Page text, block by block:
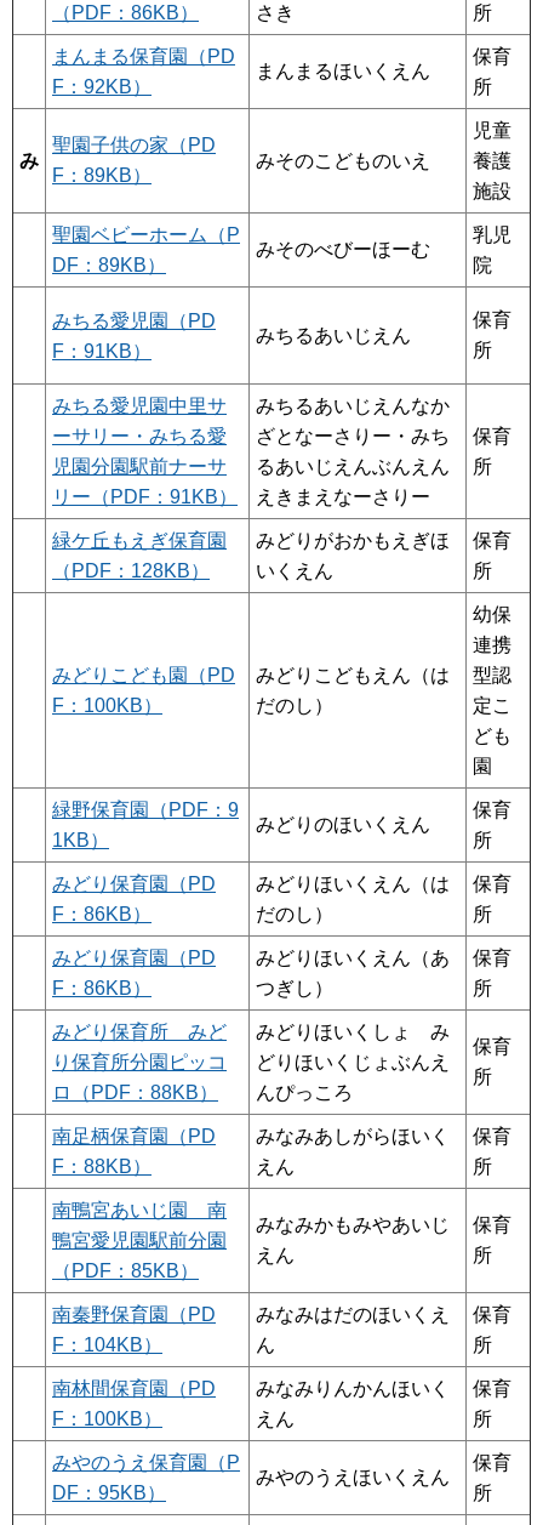
（PDF：86KB）
さき
所
まんまる保育園（PD
F：92KB）
まんまるほいくえん
保育
所
み
聖園子供の家（PD
F：89KB）
みそのこどものいえ
児童
養護
施設
聖園ベビーホーム（P
DF：89KB）
みそのべびーほーむ
乳児
院
みちる愛児園（PD
F：91KB）
みちるあいじえん
保育
所
みちる愛児園中里サ
ーサリー・みちる愛
児園分園駅前ナーサ
リー（PDF：91KB）
みちるあいじえんなか
ざとなーさりー・みち
るあいじえんぶんえん
えきまえなーさりー
保育
所
緑ケ丘もえぎ保育園
（PDF：128KB）
みどりがおかもえぎほ
いくえん
保育
所
みどりこども園（PD
F：100KB）
みどりこどもえん（は
だのし）
幼保
連携
型認
定こ
ども
園
緑野保育園（PDF：9
1KB）
みどりのほいくえん
保育
所
みどり保育園（PD
F：86KB）
みどりほいくえん（は
だのし）
保育
所
みどり保育園（PD
F：86KB）
みどりほいくえん（あ
つぎし）
保育
所
みどり保育所 みど
り保育所分園ピッコ
ロ（PDF：88KB）
みどりほいくしょ み
どりほいくじょぶんえ
んぴっころ
保育
所
南足柄保育園（PD
F：88KB）
みなみあしがらほいく
えん
保育
所
南鴨宮あいじ園 南
鴨宮愛児園駅前分園
（PDF：85KB）
みなみかもみやあいじ
えん
保育
所
南秦野保育園（PD
F：104KB）
みなみはだのほいくえ
ん
保育
所
南林間保育園（PD
F：100KB）
みなみりんかんほいく
えん
保育
所
みやのうえ保育園（P
DF：95KB）
みやのうえほいくえん
保育
所